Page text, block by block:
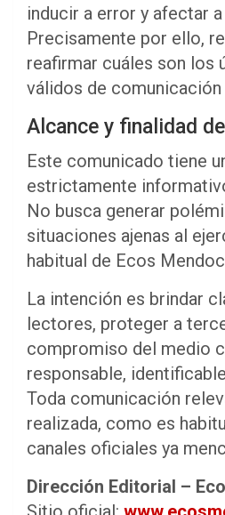
inducir a error y afectar
Precisamente por ello,
reafirmar cuáles son los
válidos de
Alcance y finalidad
Este comunicado tiene
estrictamente
No busca generar
situaciones ajenas al
habitual de Ecos
La intención es brindar
lectores, proteger a
compromiso del medio
responsable,
Toda comunicación
realizada, como es
canales oficiales ya
Dirección Editorial –